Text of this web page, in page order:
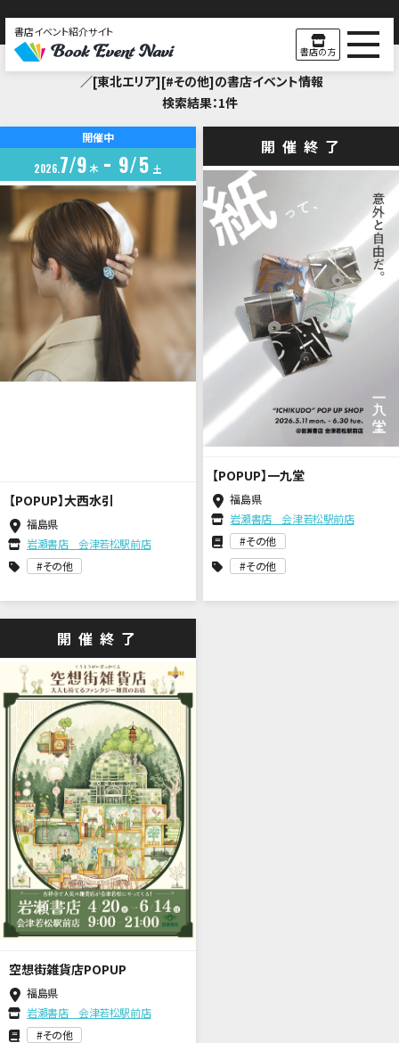
書店イベント紹介サイト
書店の方
Search Result
／[東北エリア][#その他]の書店イベント情報
検索結果：1件
開催中
2026 7 9 木 9 5 土
【POPUP】大西水引
福島県
岩瀬書店 会津若松駅前店
その他
開催終了
【POPUP】一九堂
福島県
岩瀬書店 会津若松駅前店
その他
その他
開催終了
空想街雑貨店POPUP
福島県
岩瀬書店 会津若松駅前店
その他